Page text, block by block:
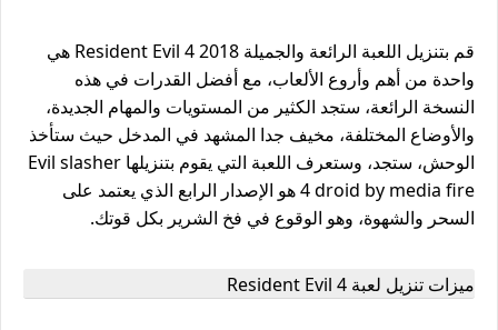
قم بتنزيل اللعبة الرائعة والجميلة Resident Evil 4 2018 هي
واحدة من أهم وأروع الألعاب، مع أفضل القدرات في هذه
النسخة الرائعة، ستجد الكثير من المستويات والمهام الجديدة،
والأوضاع المختلفة، مخيف جدا المشهد في المدخل حيث ستأخذ
الوحش، ستجد، وستعرف اللعبة التي يقوم بتنزيلها Evil slasher
4 droid by media fire هو الإصدار الرابع الذي يعتمد على
السحر والشهوة، وهو الوقوع في فخ الشرير بكل قوتك.
ميزات تنزيل لعبة Resident Evil 4